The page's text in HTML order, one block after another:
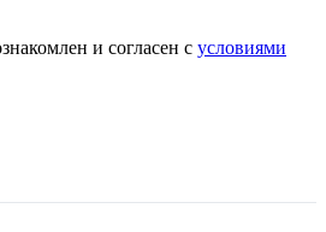
и согласен с условиями